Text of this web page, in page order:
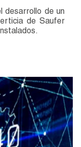
desarrollo de un
de Saufer